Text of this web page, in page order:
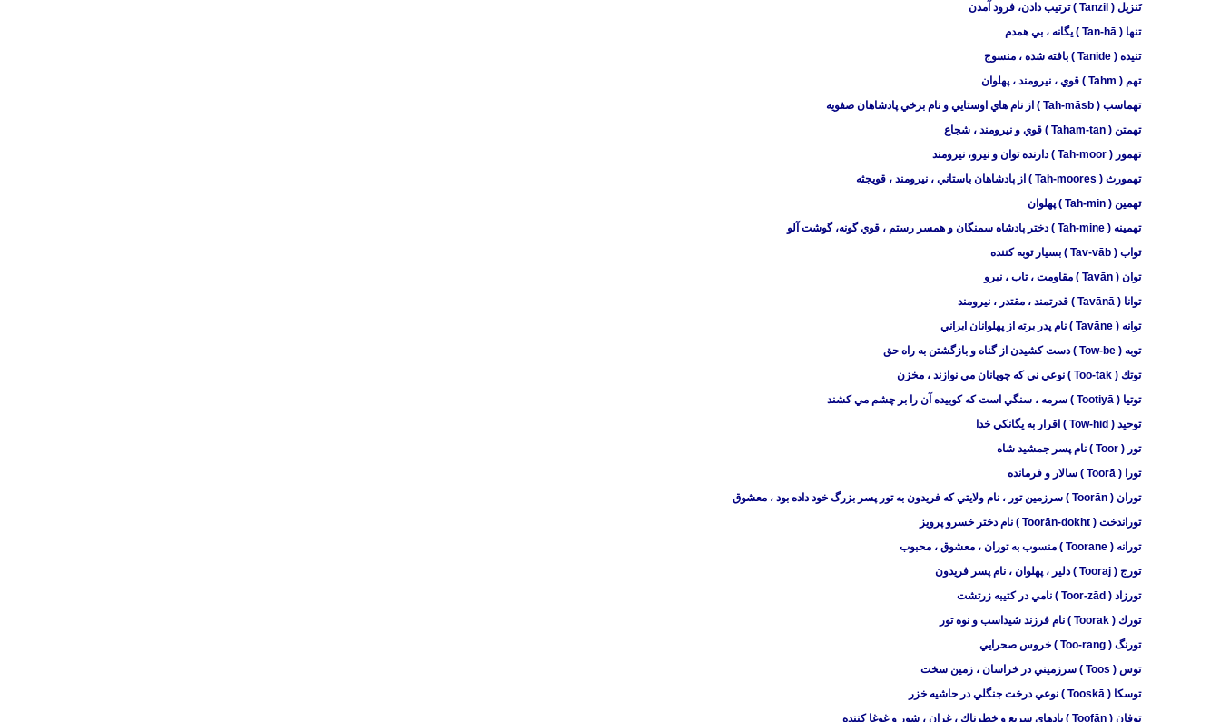
تَنزیل ( Tanzil ) ترتیب دادن، فرود آمدن
تنها ( Tan-hā ) يگانه ، ‌بي همدم
تنيده ( Tanide ) بافته شده ، منسوج
تهم ( Tahm ) قوي ، نيرومند ، پهلوان
تهماسب ( Tah-māsb ) از نام هاي اوستايي و نام برخي پادشاهان صفويه
تهمتن ( Taham-tan ) قوي و نيرومند ، شجاع
تهمور ( Tah-moor ) دارنده توان و نيرو، نیرومند
تهمورث ( Tah-moores ) از پادشاهان باستاني ، نيرومند ، قويجثه
تهمين ( Tah-min ) پهلوان
تهمينه ( Tah-mine ) دختر پادشاه سمنگان و همسر رستم ، قوي گونه، گوشت آلو
تواب ( Tav-vāb ) بسيار توبه كننده
توان ( Tavān ) مقاومت ، تاب ، نيرو
توانا ( Tavānā ) قدرتمند ، مقتدر ، نيرومند
توانه ( Tavāne ) نام پدر برته از پهلوانان ايراني
توبه ( Tow-be ) دست كشيدن از گناه و بازگشتن به راه حق
توتك ( Too-tak ) نوعي ني كه چوپانان مي نوازند ، مخزن
توتيا ( Tootiyā ) سرمه ، سنگي است كه كوبيده آن را بر چشم مي كشند
توحيد ( Tow-hid ) اقرار به يگانكي خدا
تور ( Toor ) نام پسر جمشيد شاه
تورا ( Toorā ) سالار و فرمانده
توران ( Toorān ) سرزمين تور ، نام ولايتي كه فريدون به تور پسر بزرگ خود داده بود ، معشوق
توراندخت ( Toorān-dokht ) نام دختر خسرو پرويز
تورانه ( Toorane ) منسوب به توران ، معشوق ، محبوب
تورج ( Tooraj ) دلير ، پهلوان ، نام پسر فريدون
تورزاد ( Toor-zād ) نامي در كتيبه زرتشت
تورك ( Toorak ) نام فرزند شيداسب و نوه تور
تورنگ ( Too-rang ) خروس صحرايي
توس ( Toos ) سرزميني در خراسان ، زمين سخت
توسكا ( ‍Tooskā ) نوعي درخت جنگلي در حاشيه خزر
توفان ( Toofān ) بادهاي سريع و خطرناك ، غران ، شور و غوغا کننده